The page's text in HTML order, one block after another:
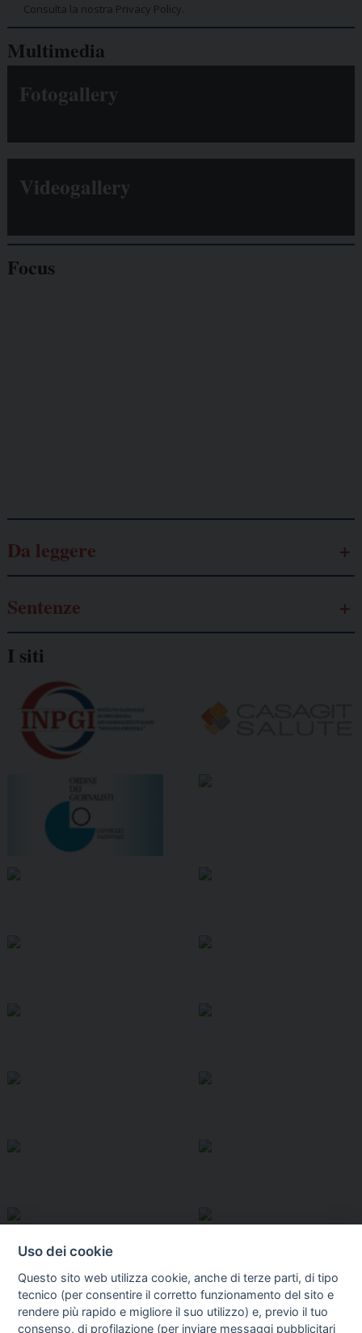
Consulta la nostra Privacy Policy.
Multimedia
Fotogallery
Videogallery
Focus
Da leggere
Sentenze
I siti
Uso dei cookie
Questo sito web utilizza cookie, anche di terze parti, di tipo
tecnico (per consentire il corretto funzionamento del sito e
rendere più rapido e migliore il suo utilizzo) e, previo il tuo
consenso, di profilazione (per inviare messaggi pubblicitari